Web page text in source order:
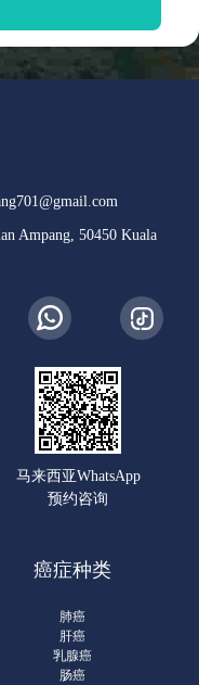
Ampang, 50450 Kuala
马来西亚WhatsApp
预约咨询
癌症种类
肺癌
肝癌
乳腺癌
肠癌